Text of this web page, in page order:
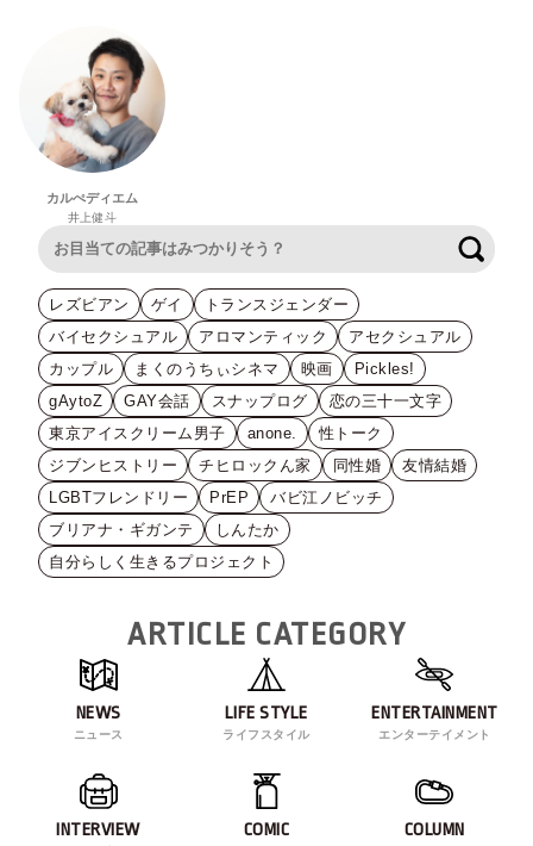
カルぺディエム
井上健斗
レズビアン ゲイ
トランスジェンダー
バイセクシュアル
アロマンティック
アセクシュアル
カップル
まくのうちぃシネマ 映画
Pickles!
gAytoZ
GAY会話 スナップログ
恋の三十一文字
東京アイスクリーム男子
anone.
性トーク
ジブンヒストリー
チヒロックん家 同性婚
友情結婚
LGBTフレンドリー
PrEP
バビ江ノビッチ
ブリアナ・ギガンテ
しんたか
自分らしく生きるプロジェクト
ARTICLE CATEGORY
NEWS
ニュース
LIFE STYLE
ライフスタイル
ENTERTAINMENT
エンターテイメント
INTERVIEW COMIC COLUMN